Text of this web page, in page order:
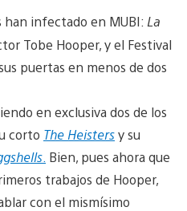
han infectado en MUBI: La
Tobe Hooper, y el Festival
puertas en menos de dos
en exclusiva dos de los
corto The Heistersy su
. Bien, pues ahora que
trabajos de Hooper,
con el mismísimo